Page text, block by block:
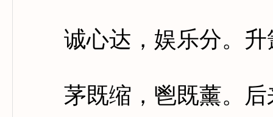
诚心达，娱乐分。升
茅既缩，鬯既薰。后